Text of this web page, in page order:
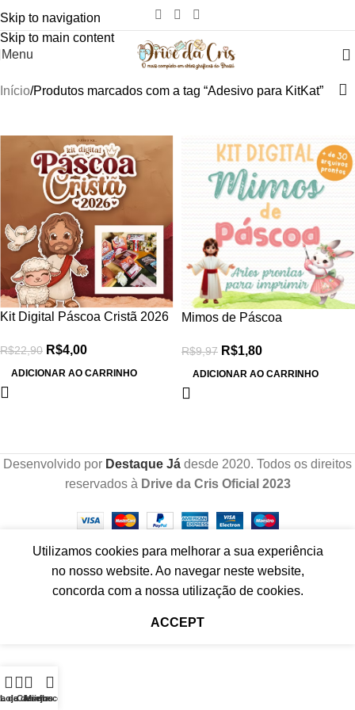
Skip to navigation
Skip to main content
Menu
Início Produtos marcados com a tag “Adesivo para KitKat”
Kit Digital Páscoa Cristã 2026
R$22,90 R$4,00
ADICIONAR AO CARRINHO
Mimos de Páscoa
R$9,97 R$1,80
ADICIONAR AO CARRINHO
Desenvolvido por Destaque Já desde 2020. Todos os direitos
reservados à Drive da Cris Oficial 2023
Utilizamos cookies para melhorar a sua experiência
no nosso website. Ao navegar neste website,
concorda com a nossa utilização de cookies.
ACCEPT
Lojade desejos
Carrinho
Minha conta